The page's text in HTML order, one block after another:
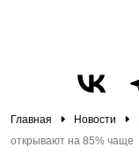
Главная Новости
открывают на 85% чаще